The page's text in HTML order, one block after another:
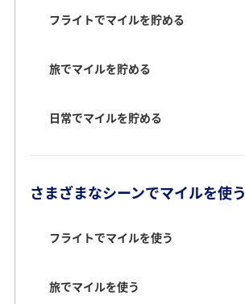
フライトでマイルを貯める
旅でマイルを貯める
日常でマイルを貯める
さまざまなシーンでマイルを使う
フライトでマイルを使う
旅でマイルを使う